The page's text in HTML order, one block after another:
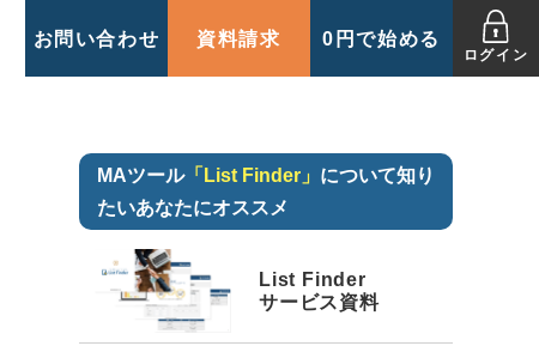
お問い合わせ 資料請求 0円で始める
ログイン
MAツール「List Finder」 について知り
たいあなたにオススメ
List Finder
サービス資料